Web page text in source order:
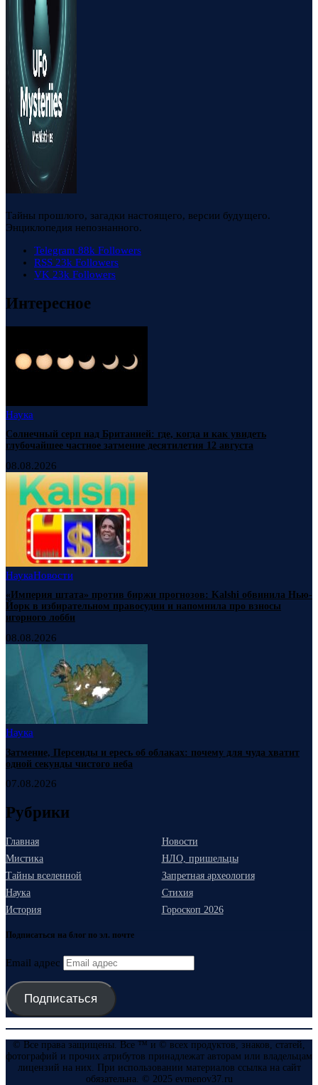
Тайны прошлого, загадки настоящего, версии будущего.
Энциклопедия непознанного.
Telegram 88k Followers
RSS 23k Followers
VK 23k Followers
Интересное
Наука
Солнечный серп над Британией: где, когда и как увидеть
глубочайшее частное затмение десятилетия 12 августа
08.08.2026
НаукаНовости
«Империя штата» против биржи прогнозов: Kalshi обвинила Нью-
Йорк в избирательном правосудии и напомнила про взносы
игорного лобби
08.08.2026
Наука
Затмение, Персеиды и ересь об облаках: почему для чуда хватит
одной секунды чистого неба
07.08.2026
Рубрики
Главная
Новости
Мистика
НЛО, пришельцы
Тайны вселенной
Запретная археология
Наука
Стихия
История
Гороскоп 2026
Подписаться на блог по эл. почте
Email адрес
Подписаться
© Все права защищены. Все ™ и © всех продуктов, знаков, статей,
фотографий и прочих атрибутов принадлежат авторам или владельцам
лицензий на них. При использовании материалов ссылка на сайт
обязательна. © 2025 evmenov37.ru